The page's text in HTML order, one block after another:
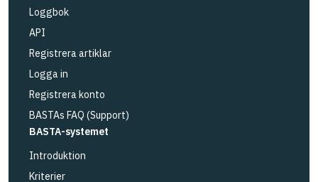
Loggbok
API
Registrera artiklar
Logga in
Registrera konto
BASTAs FAQ (Support)
BASTA-systemet
Introduktion
Kriterier